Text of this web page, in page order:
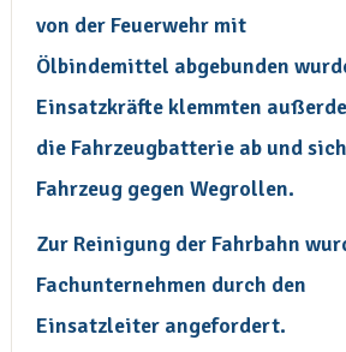
von der Feuerwehr mit
Ölbindemittel abgebunden
Einsatzkräfte klemmten
die Fahrzeugbatterie ab und
Fahrzeug gegen Wegrollen.
Zur Reinigung der Fahrbahn
Fachunternehmen durch den
Einsatzleiter angefordert.